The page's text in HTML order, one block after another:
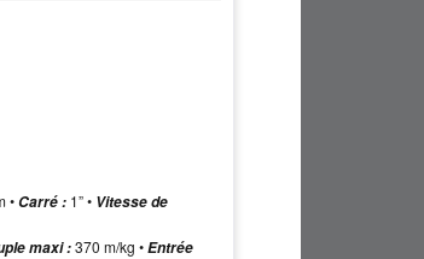
•Carré : 1” • Vitesse de
maxi :370 m/kg •Entrée